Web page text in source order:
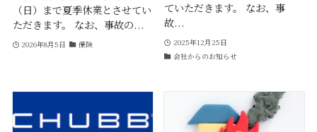
（日）まで夏季休業とさせてい
ただきます。 なお、事故の...
2026年8月5日 保険
ていただきます。 なお、事
故...
2025年12月25日
会社からのお知らせ